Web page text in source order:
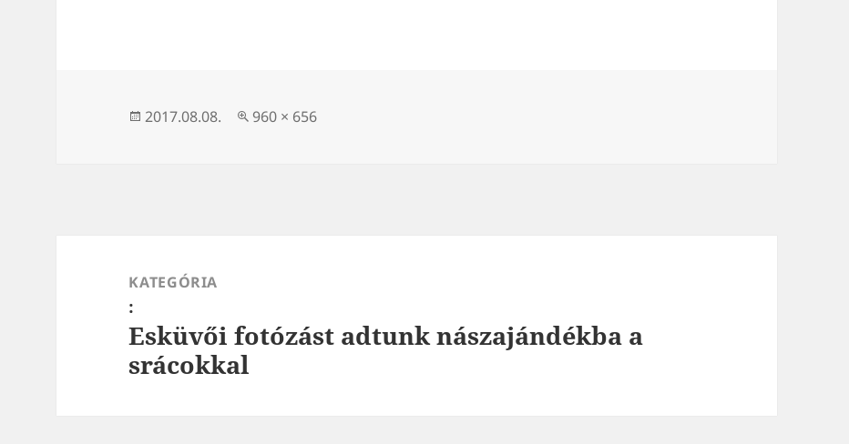
Közzétéve
2017.08.08.
Teljes
960 × 656
navigációKATEGÓRIA
:
Esküvői fotózást adtunk nászajándékba a
srácokkal